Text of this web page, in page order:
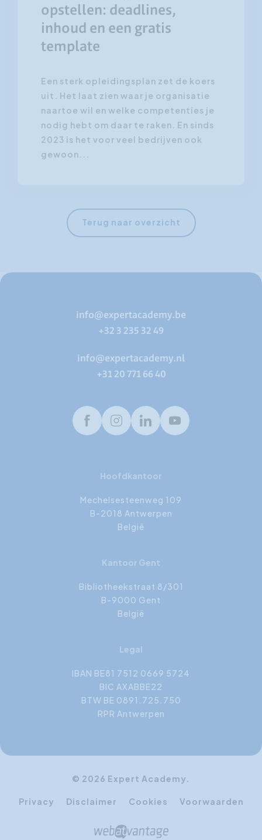
opstellen: deadlines,
inhoud en een gratis
template
Een sterk opleidingsplan zet de koers
uit. Het laat zien waar je organisatie
naartoe wil en welke competenties je
nodig hebt om daar te raken. En sinds
2023 is het voor veel bedrijven ook
gewoon...
Terug naar overzicht
info@expertacademy.be
+32 3 235 32 49
info@expertacademy.nl
+31 20 771 66 40
FacebookInstagramLinkedInYoutube
Hoofdkantoor
Mechelsesteenweg 109
B-2018 Antwerpen
België
Kantoor Gent
Bibliotheekstraat 8/301
B-9000 Gent
België
Legal
IBAN BE81 7512 0669 5724
BIC AXABBE22
BTW BE 0891.725.750
RPR Antwerpen
© 2026 Expert Academy.
Privacy Disclaimer Cookies Voorwaarden